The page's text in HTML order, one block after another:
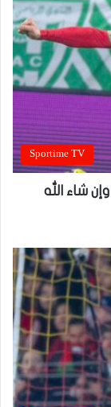
Sportime TV
شاء الله